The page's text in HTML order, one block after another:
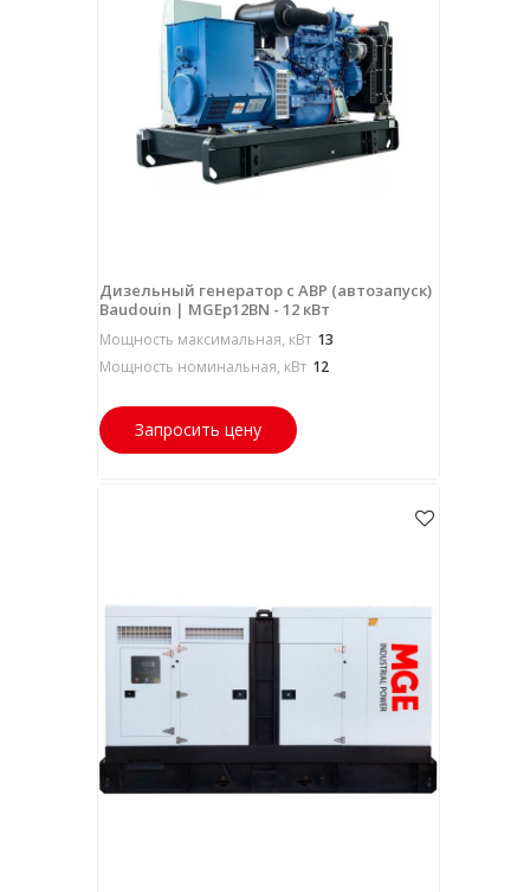
Дизельный генератор с АВР (автозапуск)
Baudouin | MGEp12BN - 12 кВт
Мощность максимальная, кВт 13
Мощность номинальная, кВт 12
Запросить цену